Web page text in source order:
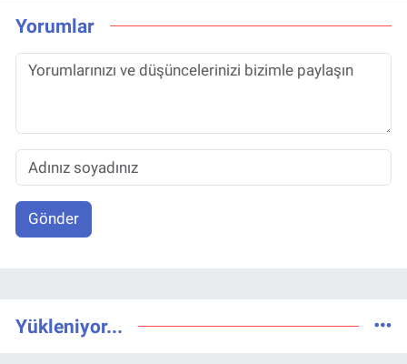
Yorumlar
Gönder
Yükleniyor...